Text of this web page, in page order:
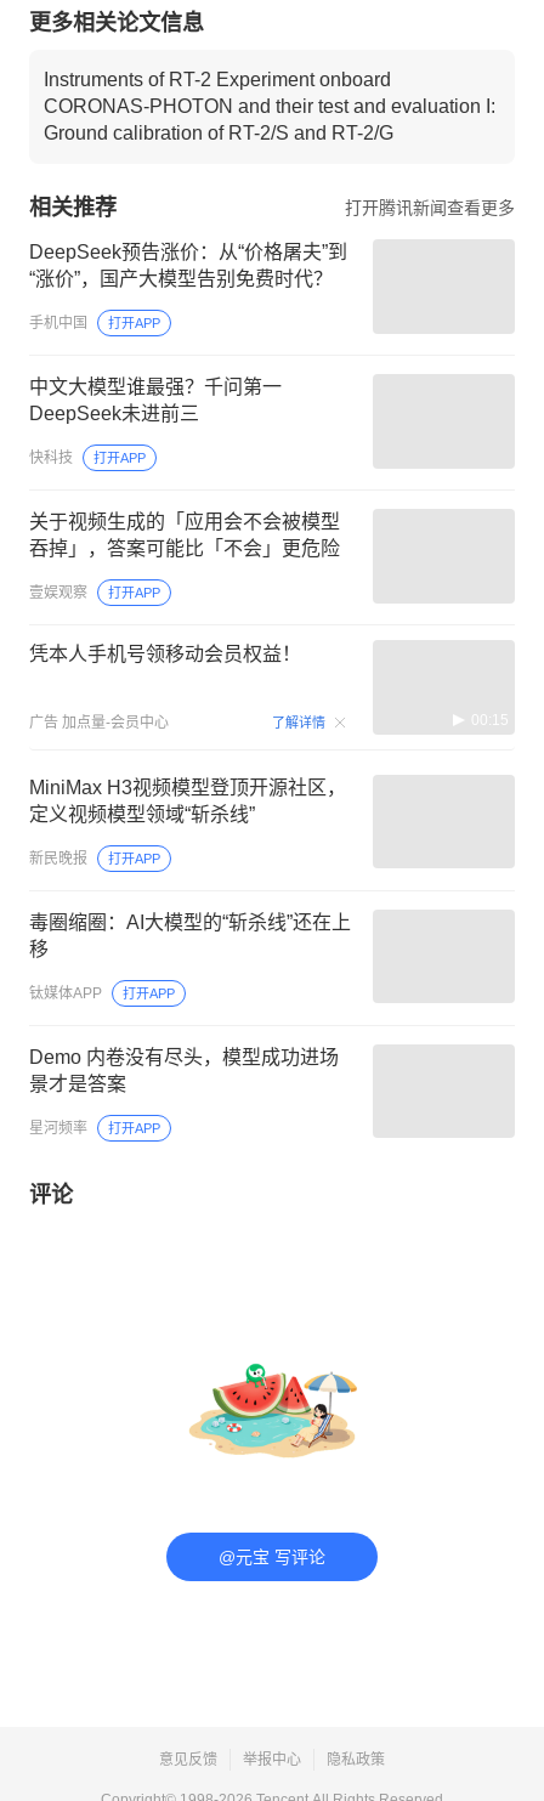
更多相关论文信息
Instruments of RT-2 Experiment onboard
CORONAS-PHOTON and their test and evaluation I:
Ground calibration of RT-2/S and RT-2/G
相关推荐 打开腾讯新闻查看更多
DeepSeek预告涨价：从“价格屠夫”到
“涨价”，国产大模型告别免费时代？
手机中国 打开APP
中文大模型谁最强？千问第一
DeepSeek未进前三
快科技 打开APP
关于视频生成的「应用会不会被模型
吞掉」，答案可能比「不会」更危险
壹娱观察 打开APP
凭本人手机号领移动会员权益！
广告 加点量-会员中心 了解详情 00:15
MiniMax H3视频模型登顶开源社区，
定义视频模型领域“斩杀线”
新民晚报 打开APP
毒圈缩圈：AI大模型的“斩杀线”还在上
移
钛媒体APP 打开APP
Demo 内卷没有尽头，模型成功进场
景才是答案
星河频率 打开APP
评论
@元宝 写评论
意见反馈 举报中心 隐私政策